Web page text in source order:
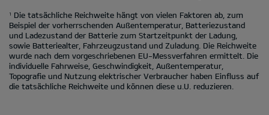
1
Die tatsächliche Reichweite hängt von vielen Faktoren ab, zum
Beispiel der vorherrschenden Außentemperatur, Batteriezustand
und Ladezustand der Batterie zum Startzeitpunkt der Ladung,
sowie Batteriealter, Fahrzeugzustand und Zuladung. Die Reichweite
wurde nach dem vorgeschriebenen EU-Messverfahren ermittelt. Die
individuelle Fahrweise, Geschwindigkeit, Außentemperatur,
Topografie und Nutzung elektrischer Verbraucher haben Einfluss auf
die tatsächliche Reichweite und können diese u.U. reduzieren.